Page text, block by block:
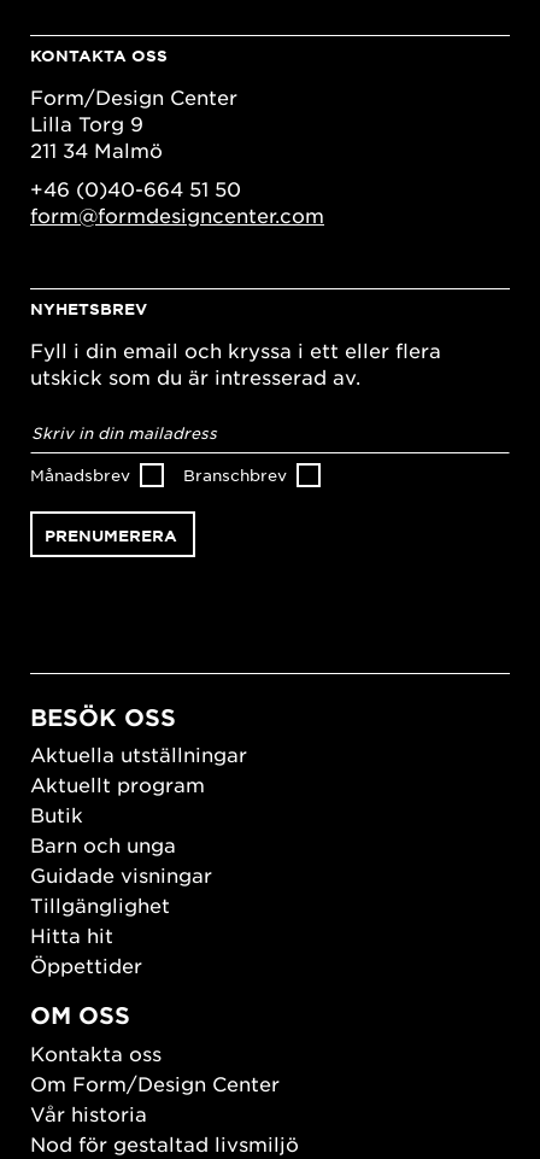
KONTAKTA OSS
Form/Design Center
Lilla Torg 9
211 34 Malmö
+46 (0)40-664 51 50
form@formdesigncenter.com
NYHETSBREV
Fyll i din email och kryssa i ett eller flera
utskick som du är intresserad av.
postadress*
Månadsbrev Branschbrev
BESÖK OSS
Aktuella utställningar
Aktuellt program
Butik
Barn och unga
Guidade visningar
Tillgänglighet
Hitta hit
Öppettider
OM OSS
Kontakta oss
Om Form/Design Center
Vår historia
Nod för gestaltad livsmiljö